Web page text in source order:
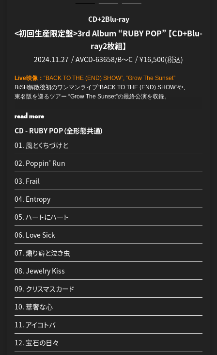
アイナ・ジ・エンド トレーディングカード（全3種ランダ
ム付与）
初回生産限定盤【AL+Blu-ray Disc2枚組】対象
タワーレコード：アイナ・ジ・エンド“ENDROLL”@日本武道館ライブ
音源CD①
収録曲：「Frail」「きえないで」
HMV：アイナ・ジ・エンド“ENDROLL”@日本武道館ライブ音源CD②
TSUTAYA RECORDS：アイナ・ジ・エンド“ENDROLL”@日本武道館ラ
収録曲：「死にたい夜にかぎって」「誰誰誰」
Amazon：アイナ・ジ・エンド“ENDROLL”@日本武道館ライブ音源
収録曲：「Love Sick」「日々」
楽天BOOKS：アイナ・ジ・エンド“ENDROLL”@日本武道館ライブ音源
収録曲：「アイコトバ」「家庭教師」
セブンネットショッピング：アイナ・ジ・エンド“ENDROLL”@日本武
収録曲：「宝者」「ペチカの夜」
※【AL+DVD2枚組】【AL】は全国汎用特典となります。
＜アイナ荘OFFICAL SHOP＞
初回生産限定盤【AL+Blu-ray Disc2枚組】対象：3種よりお好きな特典1
点
CD+2Blu-ray
<初回生産限定盤>3rd Album “RUBY POP” 【CD+Blu-
ray2枚組】
2024.11.27 AVCD-63658/B～C ¥16,500(税込)
Live映像： “BACK TO THE (END) SHOW”, “Grow The Sunset”
BiSH解散後初のワンマンライブ“BACK TO THE (END) SHOW”や、
東名阪を巡るツアー “Grow The Sunset”の最終公演を収録。
DOCUMENT MOVIE：Convey my feelings of 3rd Album
MUSIC VIDEO
01 Poppin’ Run
02 Love Sick
03 Frail
04 宝者
05 帆
06 アイコトバ
07 宝石の日々
08 Red:birthmark
read more
CD - RUBY POP（全形態共通）
01. 風とくちづけと
02. Poppin’ Run
03. Frail
04. Entropy
05. ハートにハート
06. Love Sick
07. 煽り癖と泣き虫
08. Jewelry Kiss
09. クリスマスカード
10. 華奢な心
11. アイコトバ
12. 宝石の日々
CD+2DVD
<通常盤>3rd Album “RUBY POP” 【CD+DVD2枚組】
AVCD-63659/B～C
“BACK TO THE (END) SHOW”
BiSH解散後初のワンマンライブ“BACK TO THE (END) SHOW”
MUSIC VIDEO
02 Love Sick
03 Frail
04 宝者
06 アイコトバ
08 Red:birthmark
read more
CD - RUBY POP（全形態共通）
01. 風とくちづけと
02. Poppin’ Run
03. Frail
04. Entropy
05. ハートにハート
06. Love Sick
07. 煽り癖と泣き虫
08. Jewelry Kiss
09. クリスマスカード
10. 華奢な心
11. アイコトバ
12. 宝石の日々
13. 帆
CD
<通常盤>3rd Album “RUBY POP” 【CD Only】
AVCD-63660
CD - RUBY POP（全形態共通）
01. 風とくちづけと
02. Poppin’ Run
03. Frail
04. Entropy
05. ハートにハート
06. Love Sick
07. 煽り癖と泣き虫
08. Jewelry Kiss
09. クリスマスカード
10. 華奢な心
11. アイコトバ
12. 宝石の日々
13. 帆
14. Red:birthmark
15. 関係ない
16. 宝者